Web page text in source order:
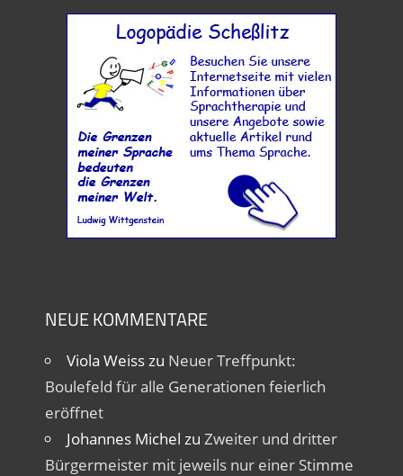
NEUE KOMMENTARE
Viola Weisszu Neuer Treffpunkt:
Boulefeld für alle Generationen feierlich
eröffnet
Johannes Michel zu Zweiter und dritter
Bürgermeister mit jeweils nur einer Stimme